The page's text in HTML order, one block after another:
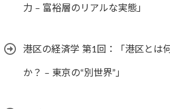
力 – 富裕層のリアルな実態」
港区の経済学 第1回：「港区とは何
か？ – 東京の“別世界”」